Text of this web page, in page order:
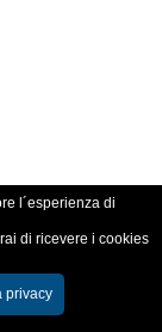
l´esperienza di
di ricevere i cookies
privacy